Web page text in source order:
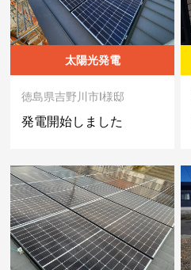
太陽光発電
徳島県吉野川市I様邸
発電開始しました